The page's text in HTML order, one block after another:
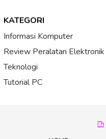
KATEGORI
Informasi Komputer
Review Peralatan Elektronik
Teknologi
Tutorial PC